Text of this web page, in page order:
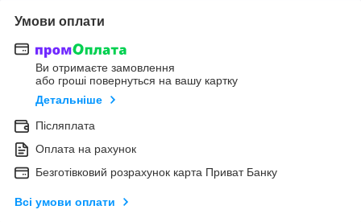
Умови оплати
Ви отримаєте замовлення
або гроші повернуться на вашу картку
Детальніше
Післяплата
Оплата на рахунок
Безготівковий розрахунок карта Приват Банку
Всі умови оплати